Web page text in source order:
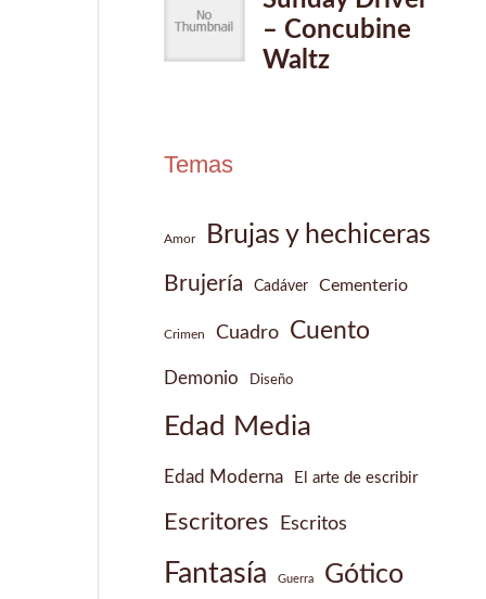
Temas
Amor Brujas y hechiceras
Brujería Cadáver Cementerio
Crimen Cuadro Cuento
Demonio Diseño
Edad Media
Edad Moderna El arte de escribir
Escritores Escritos
Fantasía Guerra Gótico